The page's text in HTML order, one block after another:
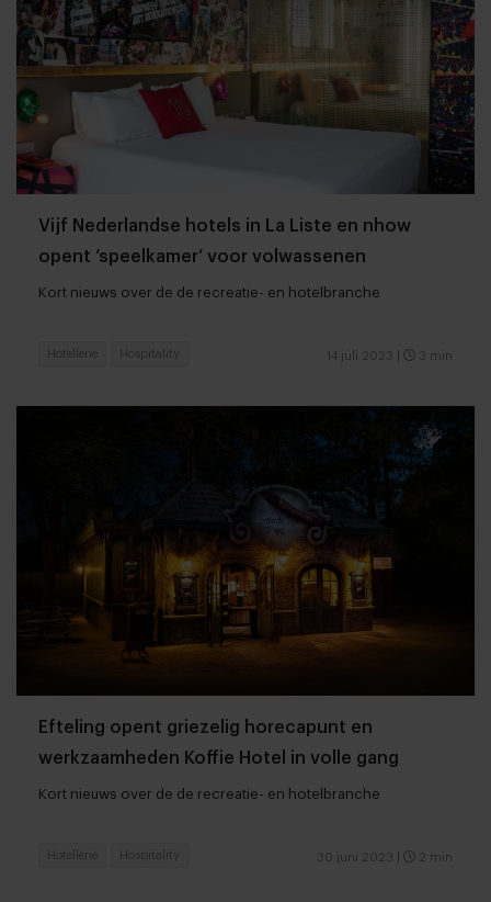
Vijf Nederlandse hotels in La Liste en nhow
opent ‘speelkamer’ voor volwassenen
Kort nieuws over de de recreatie- en hotelbranche
14 juli 2023 3 min
Hotellerie Hospitality
Efteling opent griezelig horecapunt en
werkzaamheden Koffie Hotel in volle gang
Kort nieuws over de de recreatie- en hotelbranche
30 juni 2023 2 min
Hotellerie Hospitality